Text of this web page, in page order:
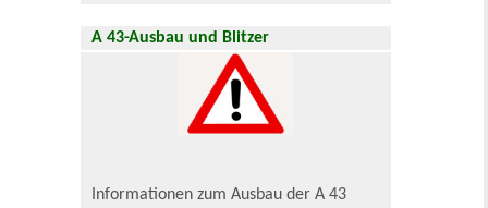
A 43-Ausbau und Blitzer
Informationen zum Ausbau der A 43